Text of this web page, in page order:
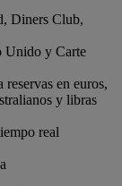
Diners Club,
Unido y Carte
en euros,
y libras
real